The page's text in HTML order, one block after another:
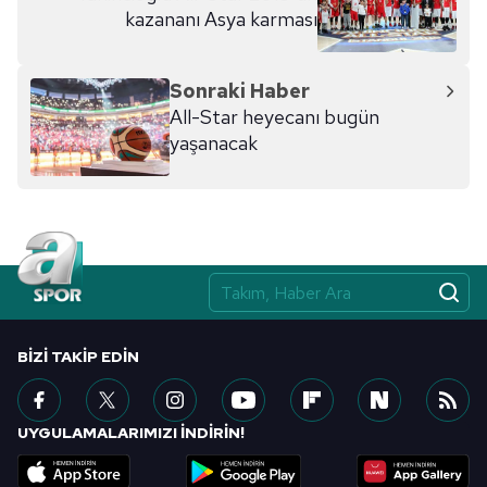
kazananı Asya karması
Sonraki Haber
All-Star heyecanı bugün
yaşanacak
BIZI TAKIP EDIN
UYGULAMALARIMIZI İNDİRİN!